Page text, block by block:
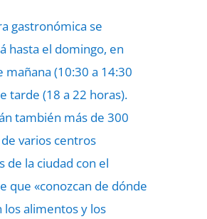
gastronómica se
hasta el domingo, en
mañana (10:30 a 14:30
tarde (18 a 22 horas).
también más de 300
varios centros
de la ciudad con el
que «conozcan de dónde
los alimentos y los